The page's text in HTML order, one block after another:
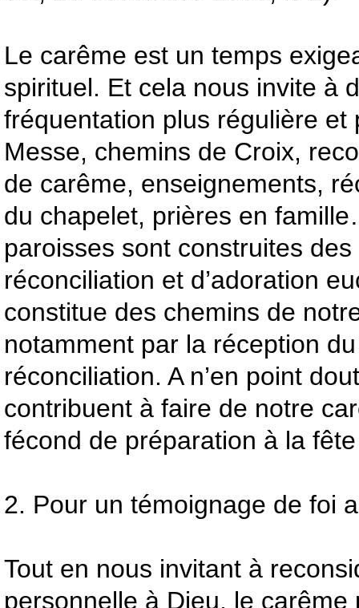
Le carême est un temps
spirituel. Et cela nous invite à
fréquentation plus régulière et
Messe, chemins de Croix,
de carême, enseignements,
du chapelet, prières en
paroisses sont construites
réconciliation et d’adoration
constitue des chemins de
notamment par la réception
réconciliation. A n’en point
contribuent à faire de notre
fécond de préparation à la
2. Pour un témoignage de foi
Tout en nous invitant à
personnelle à Dieu, le